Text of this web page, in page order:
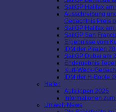
SailGP Halifax
Ausschreibung
Gedächtnis Preis
SailGP Halifax
SailGP San
Ergebnisse vom
IDM der Piraten
SailGP Dubai am
Endergebnis
Kurt-Weck-
IDM der H-Boote
Hafen
Aufslippen 2025
Informationen
Umwelt-News